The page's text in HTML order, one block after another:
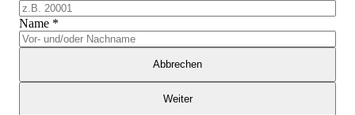
Name *
Abbrechen
Weiter